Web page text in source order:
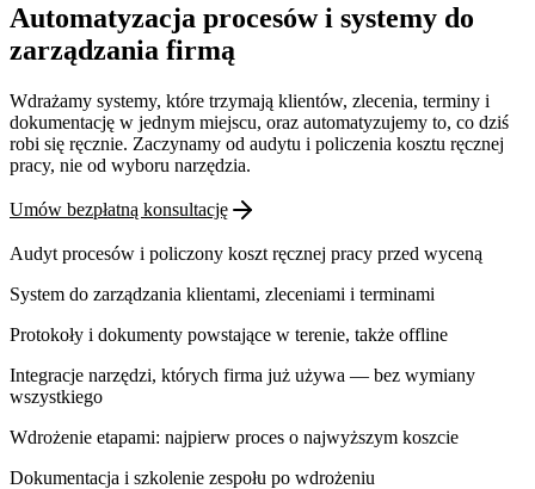
Automatyzacja procesów i systemy do
zarządzania firmą
Wdrażamy systemy, które trzymają klientów, zlecenia, terminy i
dokumentację w jednym miejscu, oraz automatyzujemy to, co dziś
robi się ręcznie. Zaczynamy od audytu i policzenia kosztu ręcznej
pracy, nie od wyboru narzędzia.
Umów bezpłatną konsultację
Audyt procesów i policzony koszt ręcznej pracy przed wyceną
System do zarządzania klientami, zleceniami i terminami
Protokoły i dokumenty powstające w terenie, także offline
Integracje narzędzi, których firma już używa — bez wymiany
wszystkiego
Wdrożenie etapami: najpierw proces o najwyższym koszcie
Dokumentacja i szkolenie zespołu po wdrożeniu